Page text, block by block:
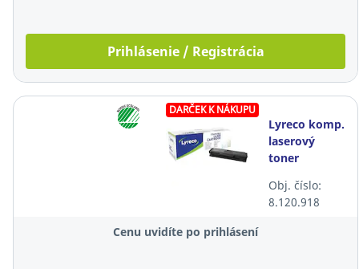
Prihlásenie / Registrácia
DARČEK K NÁKUPU
Lyreco komp.
laserový
toner
MLT-D111S
(SU810A),
Obj. číslo:
8.120.918
Cenu uvidíte po prihlásení